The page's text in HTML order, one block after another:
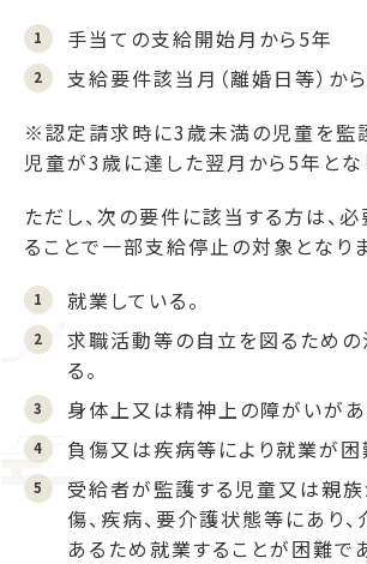
手当ての支給開始月から5年
支給要件該当月（離婚日等）か
※認定請求時に3歳未満の児童を監
児童が3歳に達した翌月から5年とな
ただし、次の要件に該当する方は、
ることで一部支給停止の対象となり
就業している。
求職活動等の自立を図るための
る。
身体上又は精神上の障がいがあ
負傷又は疾病等により就業が困
受給者が監護する児童又は親族
傷、疾病、要介護状態等にあり
あるため就業することが困難で